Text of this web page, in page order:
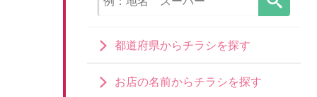
都道府県からチラシを探す
お店の名前からチラシを探す